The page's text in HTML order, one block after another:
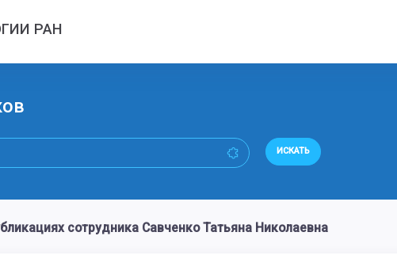
РАН
ИСКАТЬ
сотрудника Савченко Татьяна Николаевна